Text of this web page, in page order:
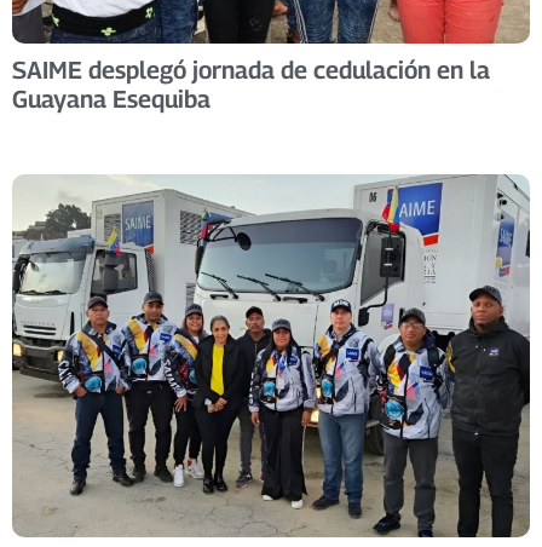
SAIME desplegó jornada de cedulación en la
Guayana Esequiba